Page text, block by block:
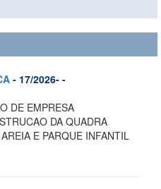
- 17/2026- -
DE EMPRESA
DA QUADRA
E PARQUE INFANTIL